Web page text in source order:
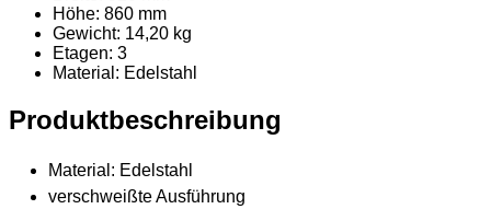
Höhe: 860 mm
Gewicht: 14,20 kg
Etagen: 3
Material : Edelstahl
Produktbeschreibung
Material: Edelstahl
verschweißte Ausführung